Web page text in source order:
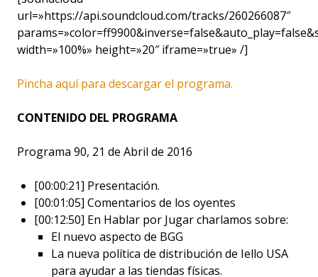
url=»https://api.soundcloud.com/tracks/260266087″
width=»100%» height=»20″ iframe=»true» /]
Pincha aquí para descargar el programa.
CONTENIDO DEL PROGRAMA
Programa 90, 21 de Abril de 2016
[00:00:21] Presentación.
[00:01:05] Comentarios de los oyentes
[00:12:50] En Hablar por Jugar charlamos sobre:
El nuevo aspecto de BGG
La nueva política de distribución de Iello USA
para ayudar a las tiendas físicas.